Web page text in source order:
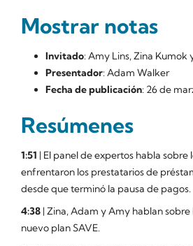
Mostrar notas
Invitado: Amy Lins, Zina Kumok
Presentador: Adam Walker
Fecha de publicación: 26 de
Resúmenes
1:51 | El panel de expertos habla sobre
enfrentaron los prestatarios de
desde que terminó la pausa de pagos.
4:38 | Zina, Adam y Amy hablan
nuevo plan SAVE.